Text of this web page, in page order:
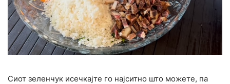
Сиот зеленчук исечкајте го најситно што можете, па